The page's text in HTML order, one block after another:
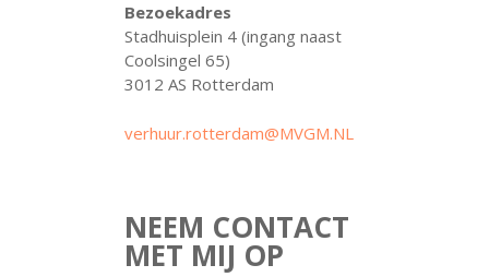
Bezoekadres
Stadhuisplein 4 (ingang naast
Coolsingel 65)
3012 AS Rotterdam
verhuur.rotterdam@MVGM.NL
NEEM CONTACT
MET MIJ OP